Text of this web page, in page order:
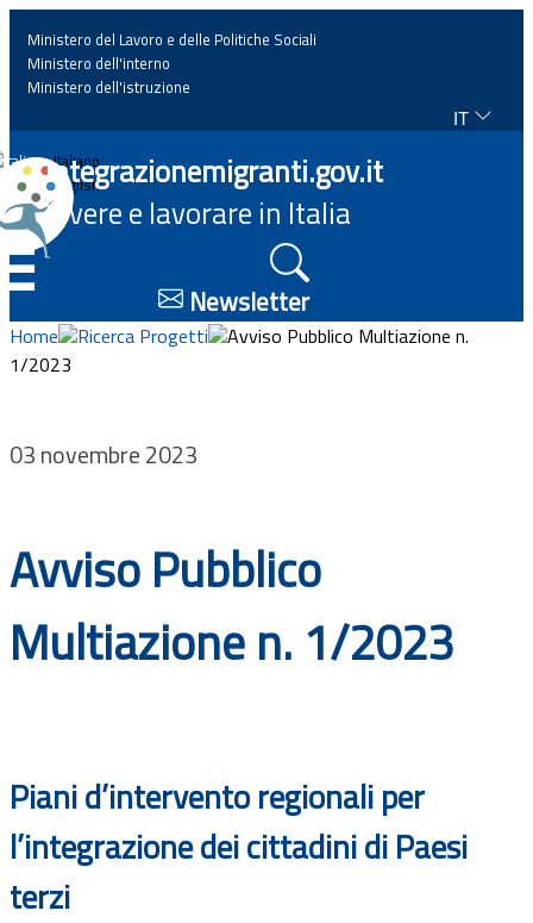
Home
News
Approfondimenti
Eventi
Documenti
Bandi
Ministero del Lavoro e delle Politiche Sociali
Ministero dell'interno
Ministero dell'istruzione
IT
Italiano
English
Integrazionemigranti.gov.it
Vivere e lavorare in Italia
Newsletter
Home Ricerca Progetti
Avviso Pubblico Multiazione n.
1/2023
03 novembre 2023
Avviso Pubblico
Multiazione n. 1/2023
Piani d’intervento regionali per
l’integrazione dei cittadini di Paesi
terzi